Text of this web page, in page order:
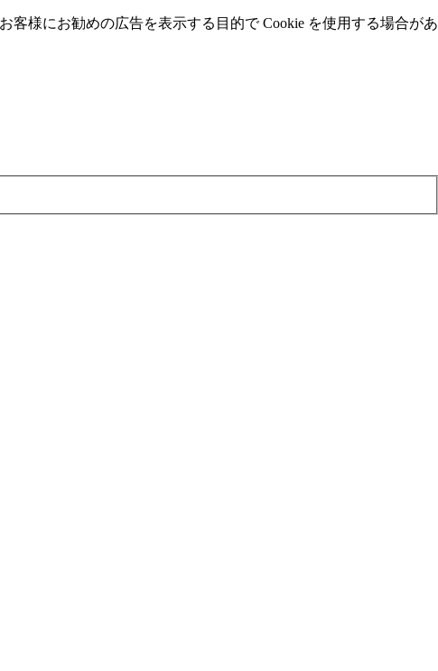
様にお勧めの広告を表⽰する⽬的で Cookie を使⽤する場合があ